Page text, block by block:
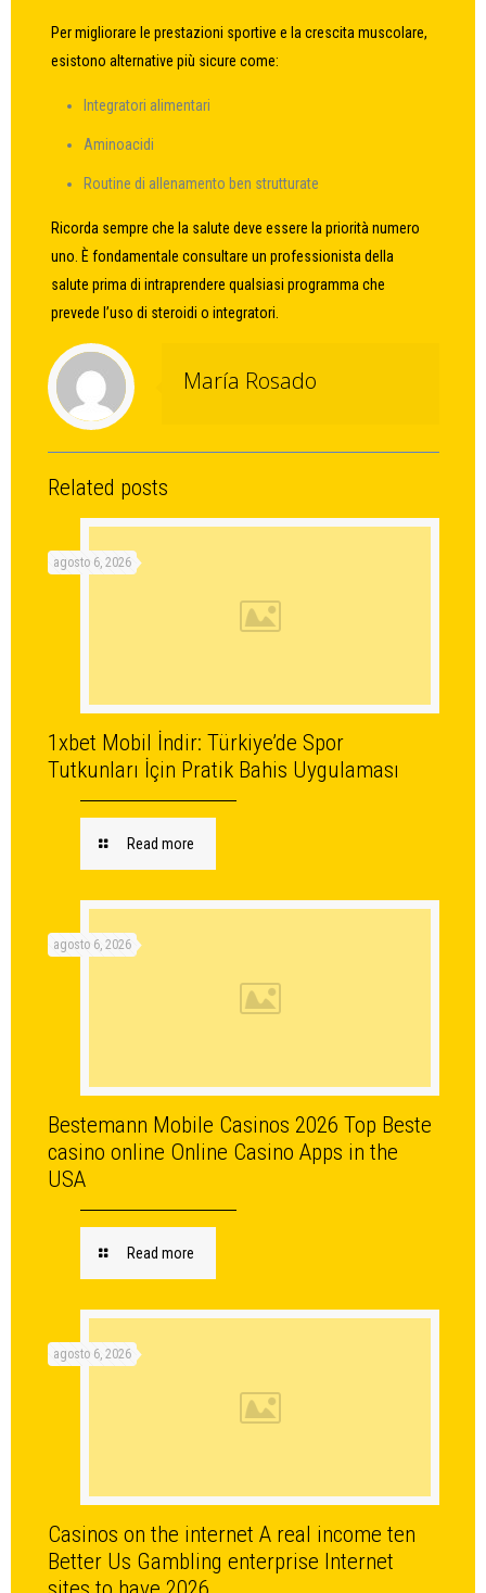
Per migliorare le prestazioni sportive e la crescita muscolare,
esistono alternative più sicure come:
Integratori alimentari
Aminoacidi
Routine di allenamento ben strutturate
Ricorda sempre che la salute deve essere la priorità numero
uno. È fondamentale consultare un professionista della
salute prima di intraprendere qualsiasi programma che
prevede l’uso di steroidi o integratori.
María Rosado
Related posts
agosto 6, 2026
1xbet Mobil İndir: Türkiye’de Spor
Tutkunları İçin Pratik Bahis Uygulaması
Read more
agosto 6, 2026
Bestemann Mobile Casinos 2026 Top Beste
casino online Online Casino Apps in the
USA
Read more
agosto 6, 2026
Casinos on the internet A real income ten
Better Us Gambling enterprise Internet